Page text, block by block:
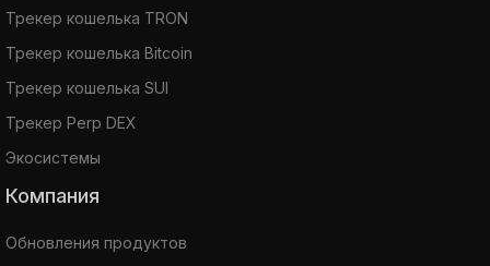
Трекер кошелька TRON
Трекер кошелька Bitcoin
Трекер кошелька SUI
Трекер Perp DEX
Экосистемы
Компания
Обновления продуктов